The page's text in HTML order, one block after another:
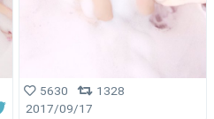
5630
1328
2017/09/17